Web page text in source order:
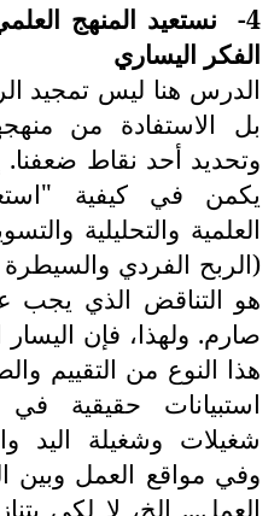
4-
نستعيد المنهج
الفكر اليساري
الدرس هنا ليس تمجيد
بل الاستفادة من
وتحديد أحد نقاط
يكمن في كيفية
العلمية والتحليلية
(الربح الفردي والسيطرة
هو التناقض الذي يجب
صارم. ولهذا، فإن
هذا النوع من التقييم
استبيانات حقيقية في
شغيلات وشغيلة اليد
وفي مواقع العمل وبين
العمل... إلخ، لا لكي